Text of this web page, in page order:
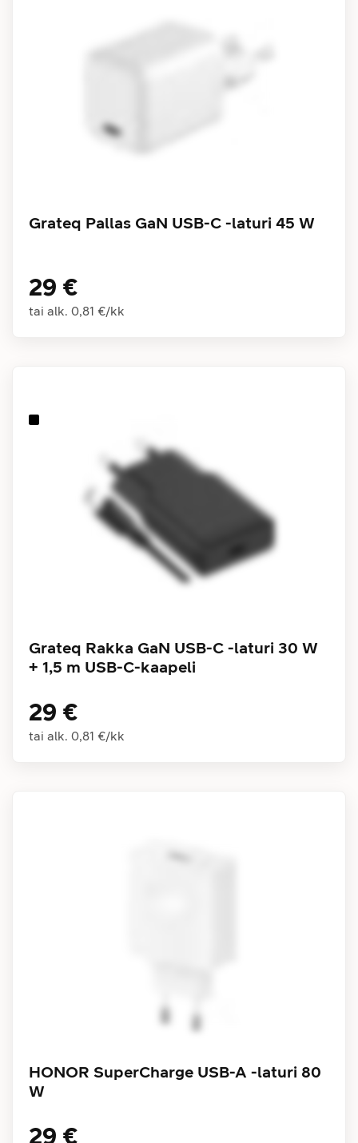
Grateq Pallas GaN USB-C -laturi 45 W
29 €
tai alk. 0,81 €/kk
Grateq Rakka GaN USB-C -laturi 30 W
+ 1,5 m USB-C-kaapeli
29 €
tai alk. 0,81 €/kk
HONOR SuperCharge USB-A -laturi 80
W
29 €